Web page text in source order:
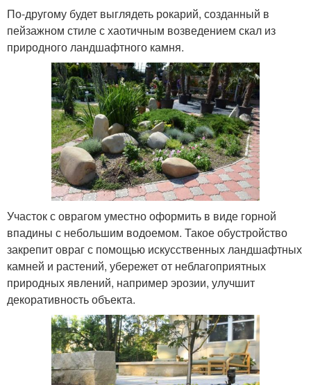
По-другому будет выглядеть рокарий, созданный в
пейзажном стиле с хаотичным возведением скал из
природного ландшафтного камня.
Участок с оврагом уместно оформить в виде горной
впадины с небольшим водоемом. Такое обустройство
закрепит овраг с помощью искусственных ландшафтных
камней и растений, убережет от неблагоприятных
природных явлений, например эрозии, улучшит
декоративность объекта.